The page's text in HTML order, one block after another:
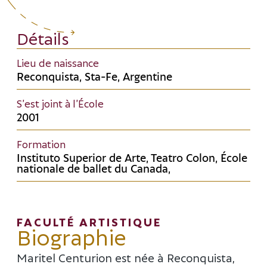
Détails
Lieu de naissance
Reconquista, Sta-Fe, Argentine
S’est joint à l’École
2001
Formation
Instituto Superior de Arte, Teatro Colon, École
nationale de ballet du Canada,
FACULTÉ ARTISTIQUE
Biographie
Maritel Centurion est née à Reconquista,